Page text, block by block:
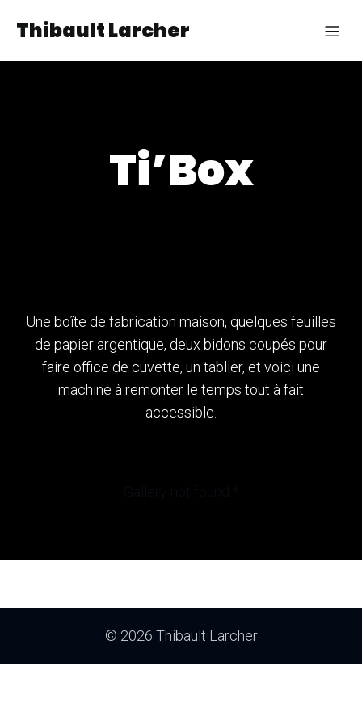
Thibault Larcher
Ti’Box
Une boîte de fabrication maison, quelques feuilles
de papier argentique, deux bidons coupés pour
faire office de cuvette, un tablier, et voici une
machine à remonter le temps tout à fait
accessible.
© 2026 Thibault Larcher